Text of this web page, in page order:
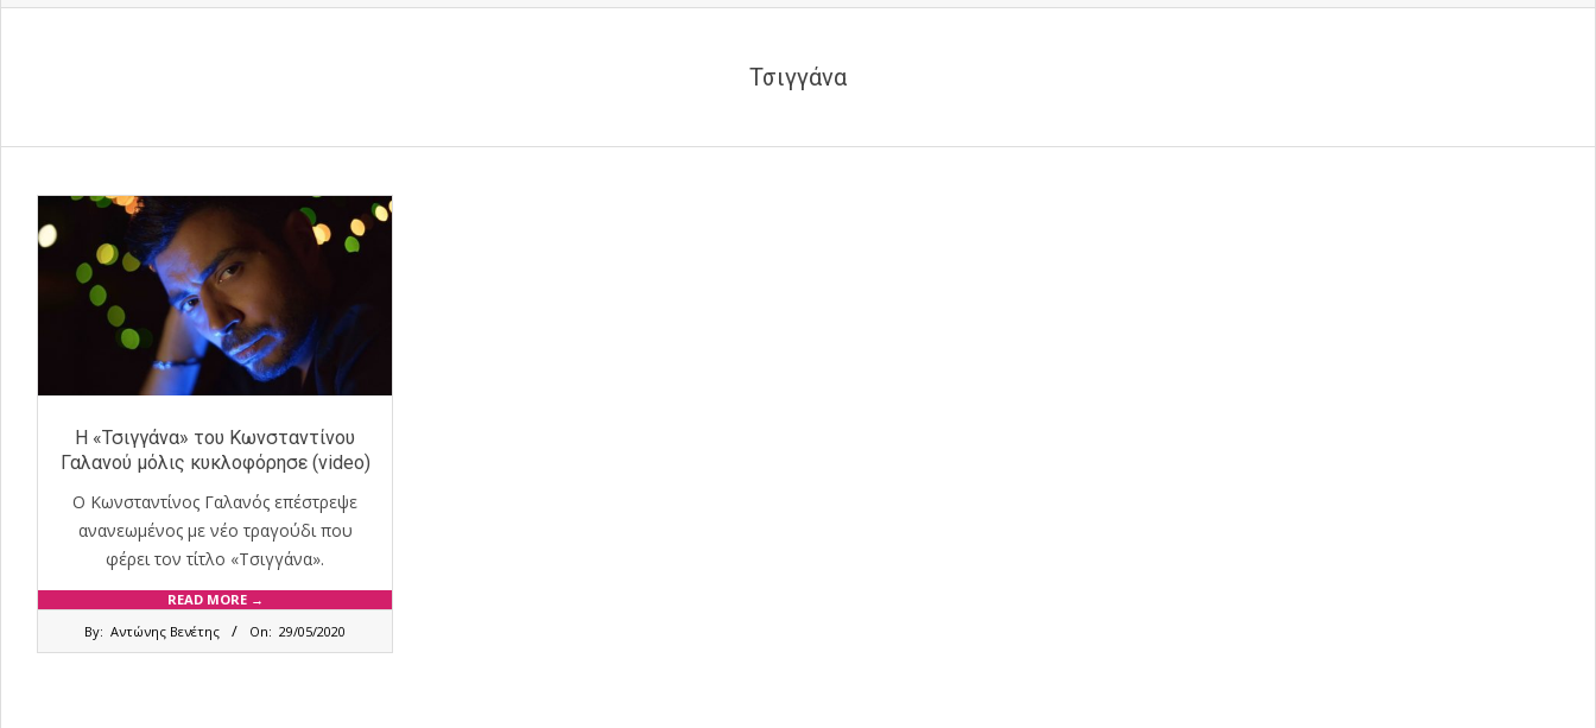
Τσιγγάνα
Η «Τσιγγάνα» του Κωνσταντίνου
Γαλανού μόλις κυκλοφόρησε (video)
Ο Κωνσταντίνος Γαλανός επέστρεψε
ανανεωμένος με νέο τραγούδι που
φέρει τον τίτλο «Τσιγγάνα».
READ MORE →
By: Αντώνης Βενέτης On: 29/05/2020